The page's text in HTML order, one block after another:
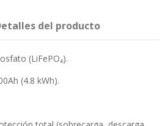
del producto
(LiFePO₄).
(4.8 kWh).